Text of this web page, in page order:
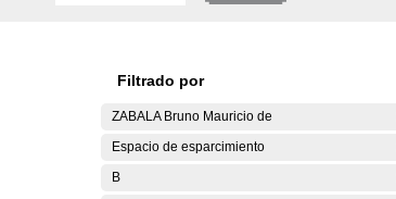
Filtrado por
ZABALA Bruno Mauricio de
Espacio de esparcimiento
B